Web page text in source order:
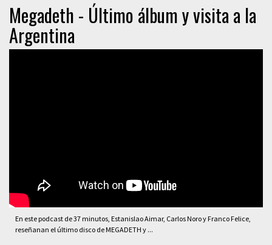
Megadeth - Último álbum y visita a la
Argentina
En este podcast de 37 minutos, Estanislao Aimar, Carlos Noro y Franco Felice,
reseñanan el último disco de MEGADETH y ...